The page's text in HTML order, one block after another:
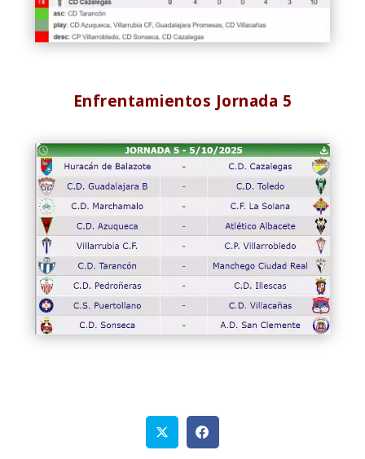
Enfrentamientos Jornada 5